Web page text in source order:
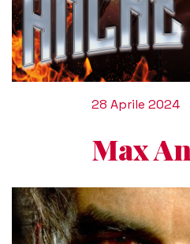
28 Aprile 2024
Max